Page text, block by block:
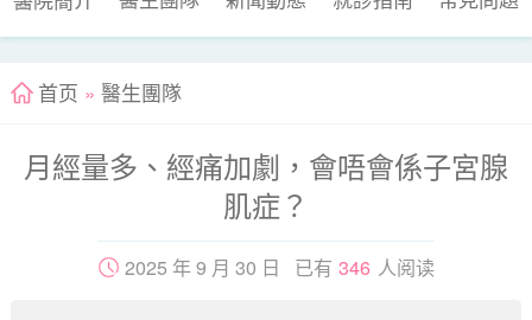
首页 »醫生團隊
月經量多、經痛加劇，會唔會係子宮腺
肌症？
2025 年 9 月 30 日 已有 346 人阅读